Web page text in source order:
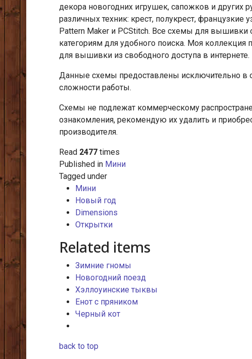
декора новогодних игрушек, сапожков и других
различных техник: крест, полукрест, французкие
Pattern Maker и PCStitch. Все схемы для вышивки
категориям для удобного поиска. Моя
для вышивки из свободного доступа в интернете.
Данные схемы предоставлены исключительно в
сложности работы.
Схемы не подлежат коммерческому
ознакомления, рекомендую их удалить и
производителя.
Read 2477 times
Published in Мини
Tagged under
Мини
Новый год
Dimensions
Открытки
Related items
Зимние гномы
Новогодний поезд
Хэллоуинские тыквы
Енот с пряником
Черный кот
back to top